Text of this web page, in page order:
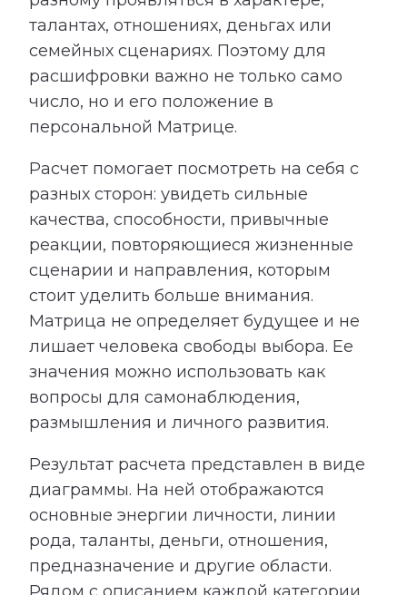
талантах, отношениях, деньгах или
семейных сценариях. Поэтому для
расшифровки важно не только само
число, но и его положение в
персональной Матрице.
Расчет помогает посмотреть на себя с
разных сторон: увидеть сильные
качества, способности, привычные
реакции, повторяющиеся жизненные
сценарии и направления, которым
стоит уделить больше внимания.
Матрица не определяет будущее и не
лишает человека свободы выбора. Ее
значения можно использовать как
вопросы для самонаблюдения,
размышления и личного развития.
Результат расчета представлен в виде
диаграммы. На ней отображаются
основные энергии личности, линии
рода, таланты, деньги, отношения,
предназначение и другие области.